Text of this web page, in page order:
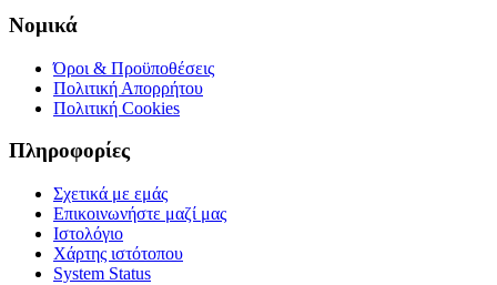
Νομικά
Όροι & Προϋποθέσεις
Πολιτική Απορρήτου
Πολιτική Cookies
Πληροφορίες
Σχετικά με εμάς
Επικοινωνήστε μαζί μας
Ιστολόγιο
Χάρτης ιστότοπου
System Status